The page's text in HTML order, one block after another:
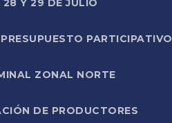
28 Y 29 DE JULIO
PARTICIPATIVO
ZONAL NORTE
DE PRODUCTORES